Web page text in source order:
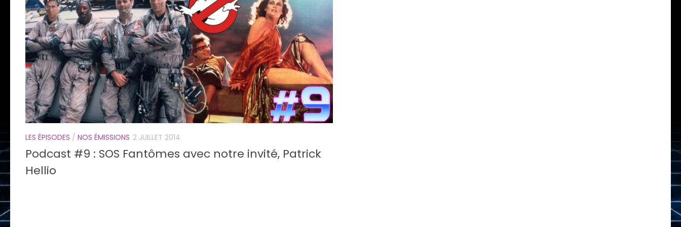
LES ÉPISODES / NOS ÉMISSIONS 2 JUILLET 2014
Podcast #9 : SOS Fantômes avec notre invité, Patrick
Hellio